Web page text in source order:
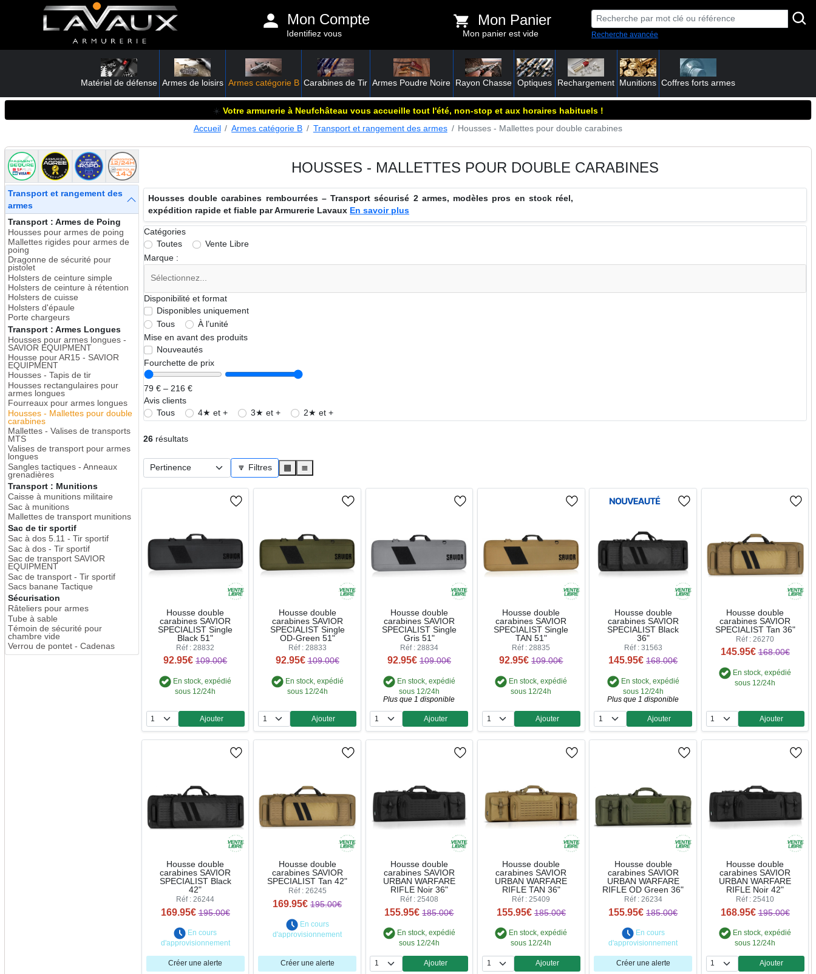
Mon Compte
Identifiez vous
Mon Panier
Mon panier est vide Recherche avancée
Matériel de défense Armes de loisirs Armes catégorie B Carabines de Tir Armes Poudre Noire Rayon Chasse Optiques Rechargement Munitions Coffres forts armes
☀️ Votre armurerie à Neufchâteau vous accueille tout l'été, non-stop et aux horaires habituels !
Accueil
Armes catégorie B Transport et rangement des armes Housses - Mallettes pour double carabines
Transport et rangement des
armes
Transport : Armes de Poing
Housses pour armes de poing
Mallettes rigides pour armes de
poing
Dragonne de sécurité pour
pistolet
Holsters de ceinture simple
Holsters de ceinture à rétention
Holsters de cuisse
Holsters d'épaule
Porte chargeurs
Transport : Armes Longues
Housses pour armes longues -
SAVIOR EQUIPMENT
Housse pour AR15 - SAVIOR
EQUIPMENT
Housses - Tapis de tir
Housses rectangulaires pour
armes longues
Fourreaux pour armes longues
Housses - Mallettes pour double
carabines
Mallettes - Valises de transports
MTS
Valises de transport pour armes
longues
Sangles tactiques - Anneaux
grenadières
Transport : Munitions
Caisse à munitions militaire
Sac à munitions
Mallettes de transport munitions
Sac de tir sportif
Sac à dos 5.11 - Tir sportif
Sac à dos - Tir sportif
Sac de transport SAVIOR
EQUIPMENT
Sac de transport - Tir sportif
Sacs banane Tactique
Sécurisation
Râteliers pour armes
Tube à sable
Témoin de sécurité pour
chambre vide
Verrou de pontet - Cadenas
HOUSSES - MALLETTES POUR DOUBLE CARABINES
Housses double carabines rembourrées – Transport sécurisé 2 armes, modèles pros en stock réel,
expédition rapide et fiable par Armurerie Lavaux En savoir plus
Catégories
Toutes
Vente Libre
Marque :
Disponibilité et format
Disponibles uniquement
Tous
À l’unité
Mise en avant des produits
Nouveautés
Fourchette de prix
79 € – 216 €
Avis clients
Tous
4★ et + 3★ et + 2★ et +
26 résultats
🔽 Filtres ▦ ≣
Housse double
carabines SAVIOR
SPECIALIST Single
Black 51"
Réf : 28832
92.95€ 109.00€
En stock, expédié
sous 12/24h
Quantité
Ajouter
Housse double
carabines SAVIOR
SPECIALIST Single
OD-Green 51"
Réf : 28833
92.95€ 109.00€
En stock, expédié
sous 12/24h
Quantité
Ajouter
Housse double
carabines SAVIOR
SPECIALIST Single
Gris 51"
Réf : 28834
92.95€ 109.00€
En stock, expédié
sous 12/24h
Plus que 1 disponible
Quantité
Ajouter
Housse double
carabines SAVIOR
SPECIALIST Single
TAN 51"
Réf : 28835
92.95€ 109.00€
En stock, expédié
sous 12/24h
Quantité
Ajouter
Housse double
carabines SAVIOR
SPECIALIST Black
36"
Réf : 31563
145.95€ 168.00€
En stock, expédié
sous 12/24h
Plus que 1 disponible
Quantité
Ajouter
Housse double
carabines SAVIOR
SPECIALIST Tan 36"
Réf : 26270
145.95€ 168.00€
En stock, expédié
sous 12/24h
Quantité
Ajouter
Housse double
carabines SAVIOR
SPECIALIST Black
42"
Réf : 26244
169.95€ 195.00€
En cours
d'approvisionnement
Créer une alerte
Housse double
carabines SAVIOR
SPECIALIST Tan 42"
Réf : 26245
169.95€ 195.00€
En cours
d'approvisionnement
Créer une alerte
Housse double
carabines SAVIOR
URBAN WARFARE
RIFLE Noir 36"
Réf : 25408
155.95€ 185.00€
En stock, expédié
sous 12/24h
Quantité
Ajouter
Housse double
carabines SAVIOR
URBAN WARFARE
RIFLE TAN 36"
Réf : 25409
155.95€ 185.00€
En stock, expédié
sous 12/24h
Quantité
Ajouter
Housse double
carabines SAVIOR
URBAN WARFARE
RIFLE OD Green 36"
Réf : 26234
155.95€ 185.00€
En cours
d'approvisionnement
Créer une alerte
Housse double
carabines SAVIOR
URBAN WARFARE
RIFLE Noir 42"
Réf : 25410
168.95€ 195.00€
En stock, expédié
sous 12/24h
Quantité
Ajouter